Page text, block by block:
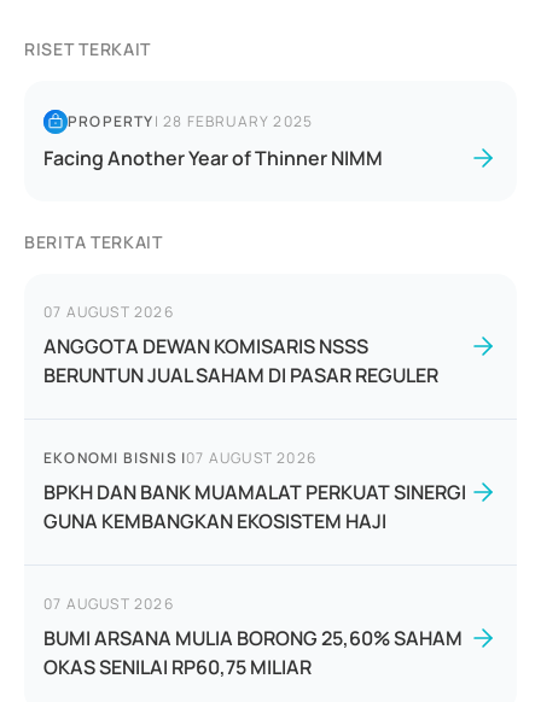
RISET TERKAIT
PROPERTY|28 FEBRUARY 2025
Facing Another Year of Thinner NIMM
BERITA TERKAIT
07 AUGUST 2026
ANGGOTA DEWAN KOMISARIS NSSS
BERUNTUN JUAL SAHAM DI PASAR REGULER
EKONOMI BISNIS |07 AUGUST 2026
BPKH DAN BANK MUAMALAT PERKUAT SINERGI
GUNA KEMBANGKAN EKOSISTEM HAJI
07 AUGUST 2026
BUMI ARSANA MULIA BORONG 25,60% SAHAM
OKAS SENILAI RP60,75 MILIAR